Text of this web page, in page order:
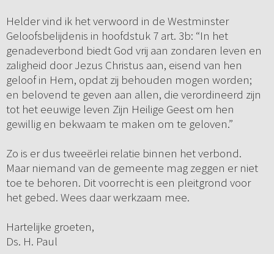
Helder vind ik het verwoord in de Westminster
Geloofsbelijdenis in hoofdstuk 7 art. 3b: “In het
genadeverbond biedt God vrij aan zondaren leven en
zaligheid door Jezus Christus aan, eisend van hen
geloof in Hem, opdat zij behouden mogen worden;
en belovend te geven aan allen, die verordineerd zijn
tot het eeuwige leven Zijn Heilige Geest om hen
gewillig en bekwaam te maken om te geloven.”
Zo is er dus tweeërlei relatie binnen het verbond.
Maar niemand van de gemeente mag zeggen er niet
toe te behoren. Dit voorrecht is een pleitgrond voor
het gebed. Wees daar werkzaam mee.
Hartelijke groeten,
Ds. H. Paul